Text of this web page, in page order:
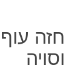
חזה
וסויה